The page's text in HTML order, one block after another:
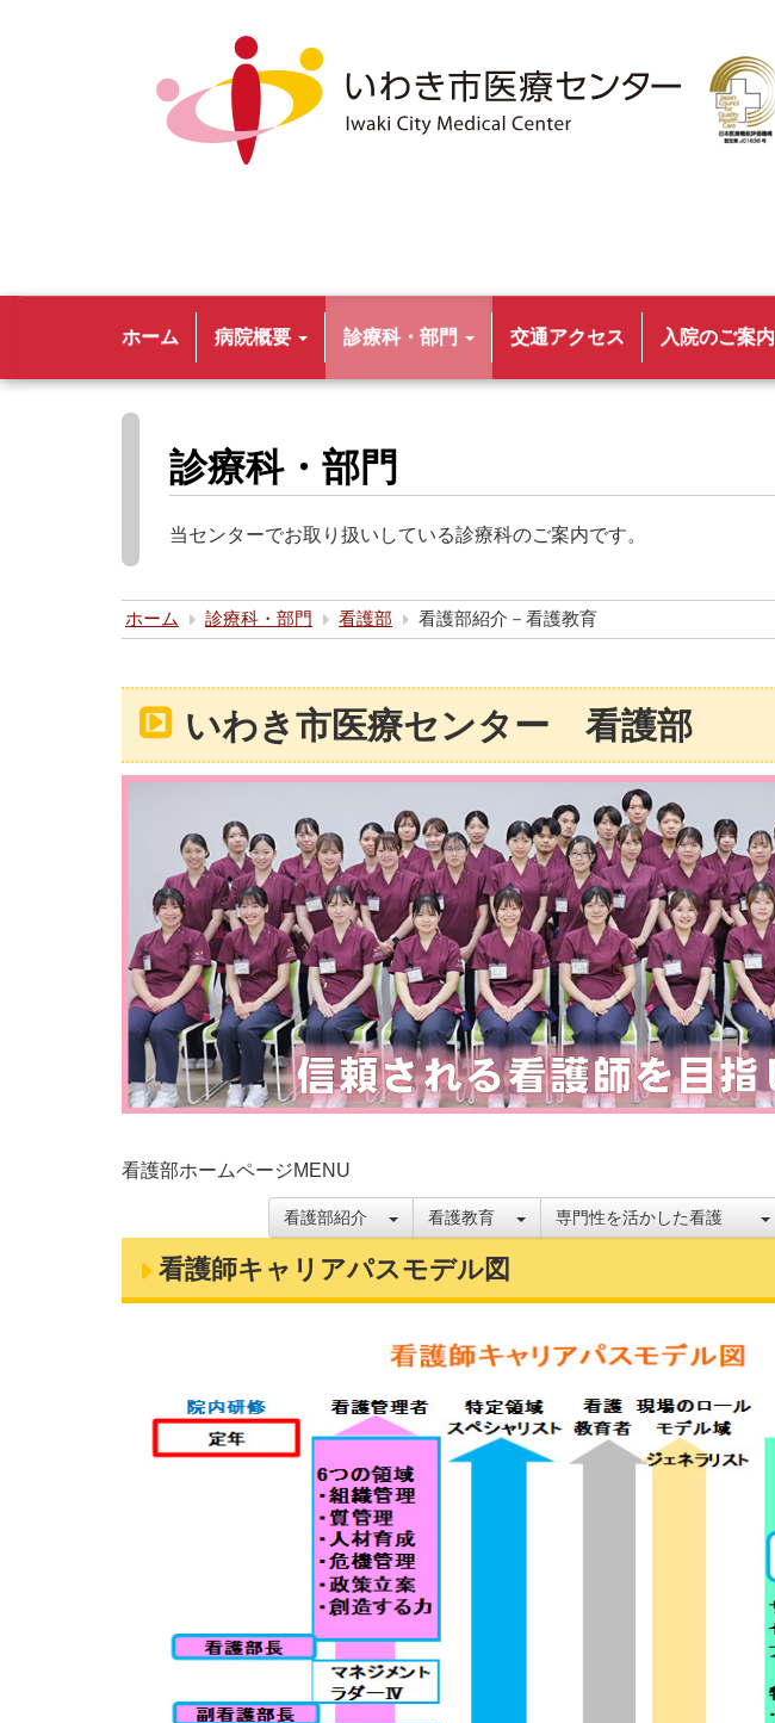
ホーム 病院概要 診療科・部門 交通アクセス 入院のご案内
診療科・部門
当センターでお取り扱いしている診療科のご案内です。
ホーム 診療科・部門 看護部 看護部紹介－看護教育
いわき市医療センター 看護部
看護部ホームページMENU
看護部紹介 看護教育 専門性を活かした看護
看護師キャリアパスモデル図